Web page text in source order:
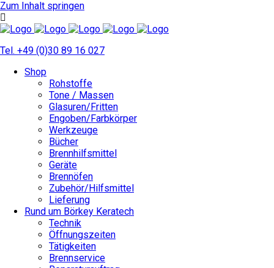
Zum Inhalt springen
Tel. +49 (0)30 89 16 027
Shop
Rohstoffe
Tone / Massen
Glasuren/Fritten
Engoben/Farbkörper
Werkzeuge
Bücher
Brennhilfsmittel
Geräte
Brennöfen
Zubehör/Hilfsmittel
Lieferung
Rund um Börkey Keratech
Technik
Öffnungszeiten
Tätigkeiten
Brennservice